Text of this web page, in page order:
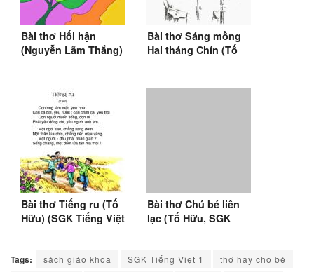
Bài thơ Hối hận
(Nguyễn Lãm Thắng)
Bài thơ Sáng mồng
Hai tháng Chín (Tố
Bài thơ Tiếng ru (Tố
Hữu) (SGK Tiếng Việt
Bài thơ Chú bé liên
lạc (Tố Hữu, SGK
Tags: sách giáo khoa SGK Tiếng Việt 1
thơ hay cho bé